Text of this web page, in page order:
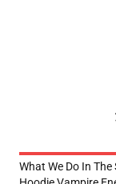
What We Do In